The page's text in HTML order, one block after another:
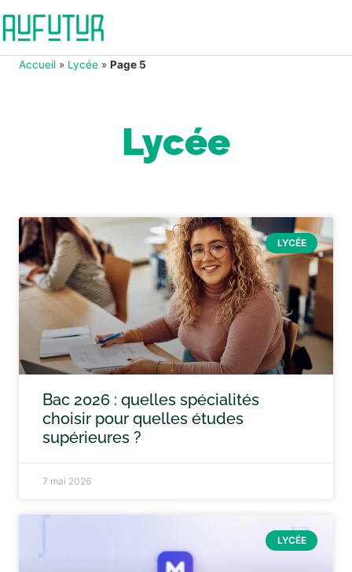
Accueil » Lycée » Page 5
Lycée
LYCÉE
Bac 2026 : quelles spécialités
choisir pour quelles études
supérieures ?
7 mai 2026
LYCÉE